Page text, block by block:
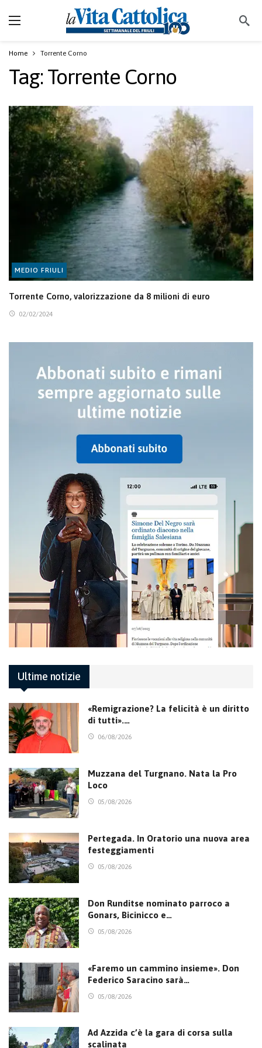
Home Torrente Corno
Tag:Torrente Corno
MEDIO FRIULI
Torrente Corno, valorizzazione da 8 milioni di euro
02/02/2024
Ultime notizie
«Remigrazione? La felicità è un diritto
di tutti».…
06/08/2026
Muzzana del Turgnano. Nata la Pro
Loco
05/08/2026
Pertegada. In Oratorio una nuova area
festeggiamenti
05/08/2026
Don Runditse nominato parroco a
Gonars, Bicinicco e…
05/08/2026
«Faremo un cammino insieme». Don
Federico Saracino sarà…
05/08/2026
Ad Azzida c’è la gara di corsa sulla
scalinata